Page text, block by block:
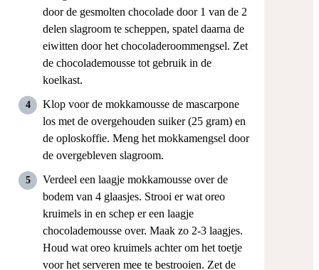
stijf. Verdeel de slagroom gelijkmatig over 2
mengkommen.Maak de chocolademousse
door de gesmolten chocolade door 1 van de 2
delen slagroom te scheppen, spatel daarna de
eiwitten door het chocoladeroommengsel. Zet
de chocolademousse tot gebruik in de
koelkast.
Klop voor de mokkamousse de mascarpone
los met de overgehouden suiker (25 gram) en
de oploskoffie. Meng het mokkamengsel door
de overgebleven slagroom.
Verdeel een laagje mokkamousse over de
bodem van 4 glaasjes. Strooi er wat oreo
kruimels in en schep er een laagje